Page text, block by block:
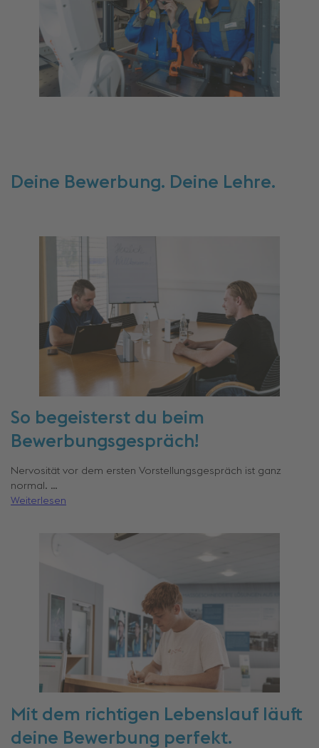
Deine Bewerbung. Deine Lehre.
So begeisterst du beim
Bewerbungsgespräch!
Nervosität vor dem ersten Vorstellungsgespräch ist ganz
normal. …
Weiterlesen
Mit dem richtigen Lebenslauf läuft
deine Bewerbung perfekt.